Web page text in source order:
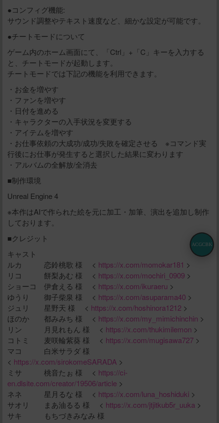
●コンフィグ機能:
サウンド調整やテキスト速度など、細かな設定が可能です。
●チートモードについて
ゲーム内のホーム画面にて、「Ctrl」+「C」キーを入力する
と、チートモードが起動します。
チートモードでは下記の機能を利用できます。
・お金を増やす
・ファンを増やす
・日付を進める
・キャラクターの入手状況を変更する
・アイテムを増やす
・お仕事依頼の大成功/成功/失敗を確定させる ※コマンド実
行後にお仕事が発生すると選択した結果に変わります
・アルバムの全解放/全消去
■制作環境
Unreal Engine 4
※本作はAIで作られた絵を元に加工・加筆、演出を追加し制作
しております。
■クレジット
キャスト
ルカ 恋鈴桃歌 様 < https://x.com/momokar181 >
リコ 餅梨あむ 様 < https://x.com/mochiri_0909 >
ショーコ 伊倉える 様 < https://x.com/ikuraeru >
ゆうり 御子柴泉 様 < https://x.com/asuparama40 >
ジュリ 星野天 様 < https://x.com/hoshinora1212 >
ほのか 都みみち 様 < https://x.com/my_mimichinchin >
リン 月見れもん 様 < https://x.com/thukimilemon >
コトミ 麦咲輪紫葵 様 < https://x.com/mugisawa727 >
マコ 白米サラダ 様
< https://x.com/sirokomeSARADA >
ミサ 桃音たぉ 様 < https://ci-
en.dlsite.com/creator/19506/article >
ネネ 星月るな 様 < https://x.com/luna_hoshiduki >
サオリ まあ油るる 様 < https://x.com/jtjitkub5r_uuka >
サキ もちづきみなみ 様
ACGCBK